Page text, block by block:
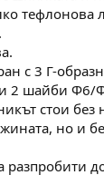
тефлонова
с 3 Г-
2 шайби Ф6/
стои без
но и
разпробити